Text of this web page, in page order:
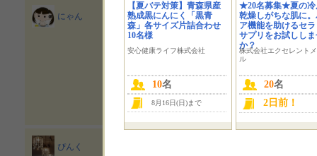
【夏バテ対策】青森県産
熟成黒にんにく「黒青
森」各サイズ片詰合わせ
10名様
安心健康ライフ株式会社
10名
8月16日(日)まで
★20名募集★夏の冷
乾燥しがちな肌に
ア機能を助けるセ
サプリをお試しし
か？
株式会社エクセレント
ル
20名
2日前！
にゃん
ユーグレナ（ミドリムシ）クッキーで
きいきユーグレナ専門店
ユーグレナクッキーでティータイム♪最近話題のミドリムシを
クリ食感アーモンドパウダーも入ってリッチな味わい美味しか
いき専門店さんから以前紹介した、ミドリムシのレシピイベ
ぴんく